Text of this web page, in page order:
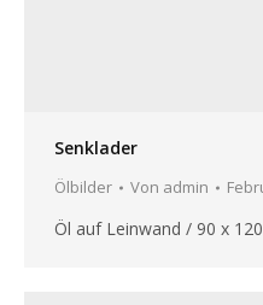
Senklader
Ölbilder Von admin
Öl auf Leinwand / 90 x